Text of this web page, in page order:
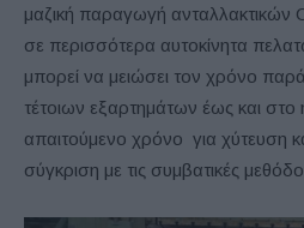
μαζική παραγωγή ανταλλακτικών
σε περισσότερα αυτοκίνητα
μπορεί να μειώσει τον χρόνο
τέτοιων εξαρτημάτων έως και στο
απαιτούμενο χρόνο για χύτευση
σύγκριση με τις συμβατικές